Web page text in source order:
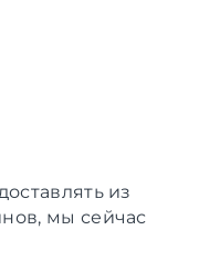
из
мы сейчас